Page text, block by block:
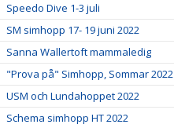
Speedo Dive 1-3 juli
SM simhopp 17- 19 juni 2022
Sanna Wallertoft mammaledig
"Prova på" Simhopp, Sommar 2022
USM och Lundahoppet 2022
Schema simhopp HT 2022